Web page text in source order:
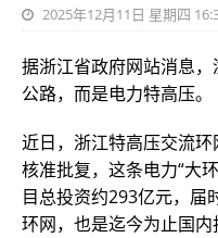
2025年12月11日 星期四
据浙江省政府网站消息
公路，而是电力特高压。
近日，浙江特高压交流
核准批复，这条电力“大
目总投资约293亿元，届
环网，也是迄今为止国